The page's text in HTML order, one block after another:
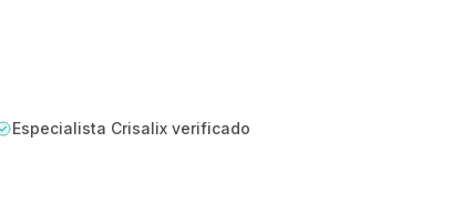
Especialista Crisalix verificado